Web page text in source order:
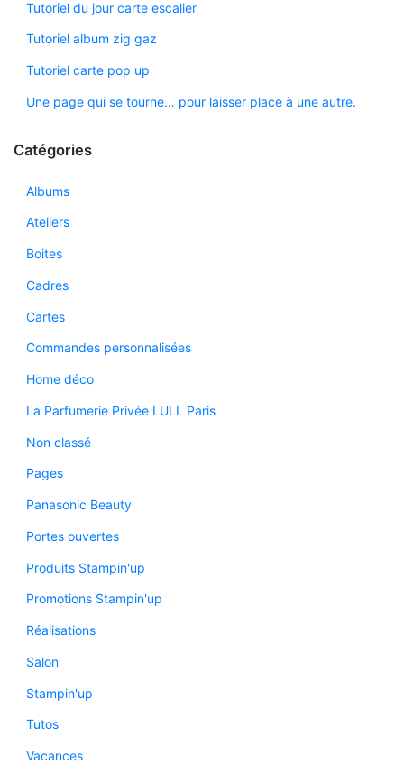
Tutoriel du jour carte escalier
Tutoriel album zig gaz
Tutoriel carte pop up
Une page qui se tourne… pour laisser place à une autre.
Catégories
Albums
Ateliers
Boites
Cadres
Cartes
Commandes personnalisées
Home déco
La Parfumerie Privée LULL Paris
Non classé
Pages
Panasonic Beauty
Portes ouvertes
Produits Stampin'up
Promotions Stampin'up
Réalisations
Salon
Stampin'up
Tutos
Vacances